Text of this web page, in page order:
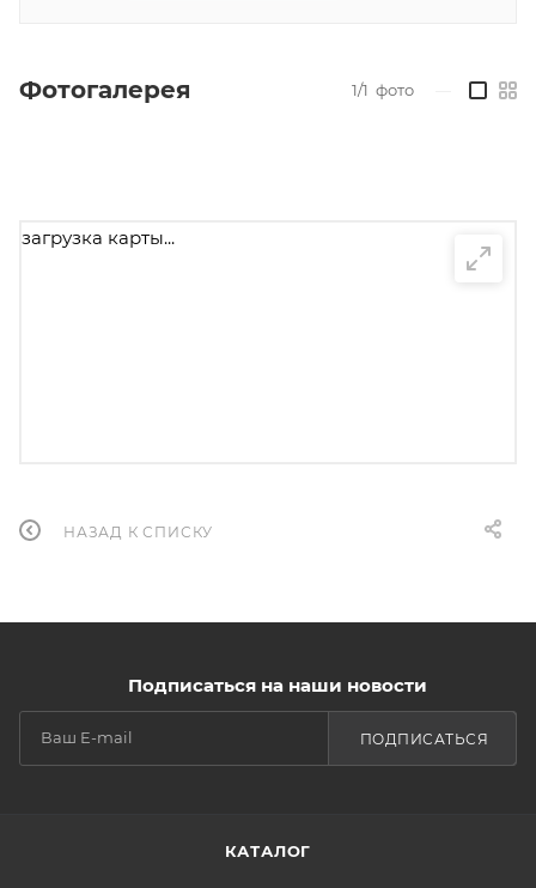
Фотогалерея 1/1 фото
загрузка карты...
НАЗАД К СПИСКУ
Подписаться на наши новости
ПОДПИСАТЬСЯ
КАТАЛОГ